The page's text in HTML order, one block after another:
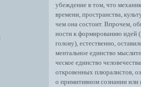
убеждение в том, что
времени, пространства,
чем она состоит. Впрочем,
ности к формированию идей
голову), естественно,
ментальное единство
ческое единство
откровенных плюралистов,
о примитивном сознании или